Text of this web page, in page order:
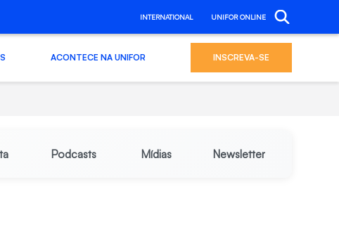
INTERNATIONAL UNIFOR ONLINE
ACONTECE NA UNIFOR INSCREVA-SE
Podcasts Mídias Newsletter